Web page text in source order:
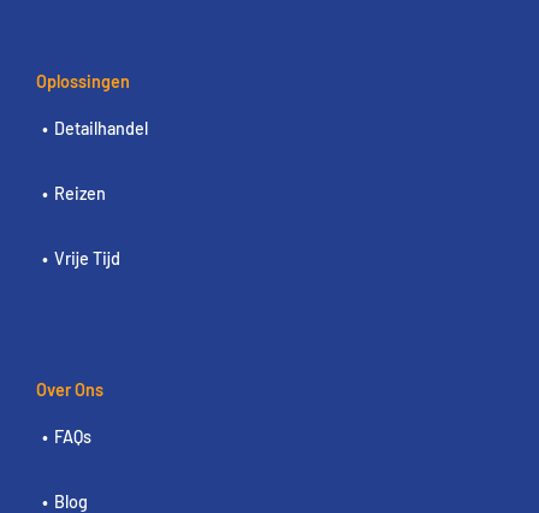
Oplossingen
Detailhandel
Reizen
Vrije Tijd
Over Ons
FAQs
Blog